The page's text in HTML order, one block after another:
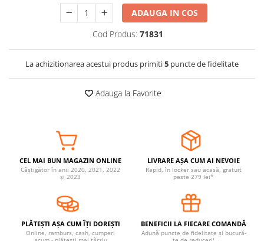
Carucioare si scaune auto
Tarcuri copii / bebelusi
Ingrijire bebe si mama
Accesorii bebelusi / nou-nascuti
Diversificare bebelusi
Baia bebelusului
Maternitate
Jucarii dentitie
Jocuri educative
Jucarii bebelusi
ADAUGA IN COS
Cod Produs: 71831
La achizitionarea acestui produs primiti5 puncte de fidelitate
Adauga la Favorite
CEL MAI BUN MAGAZIN ONLINE
Câștigător în anii 2020, 2021, 2022
și 2023
LIVRARE AȘA CUM AI NEVOIE
Rapid, în locker sau acasă, gratuit
peste 279 lei*
PLĂTEȘTI AȘA CUM ÎȚI DOREȘTI
Online, ramburs, cash, cumperi
BENEFICII LA FIECARE COMANDĂ
Adună puncte de fidelitate și bucură-